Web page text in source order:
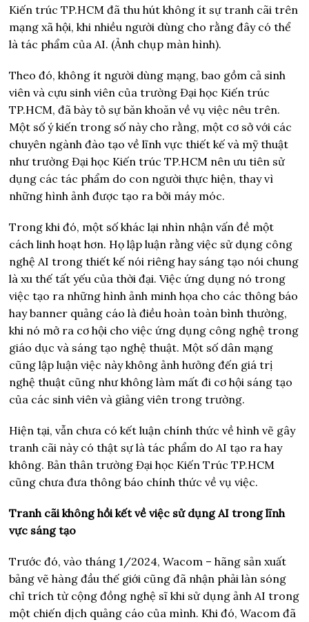
Kiến trúc TP.HCM đã thu hút không ít sự tranh cãi trên
mạng xã hội, khi nhiều người dùng cho rằng đây có thể
là tác phẩm của AI. (Ảnh chụp màn hình).
Theo đó, không ít người dùng mạng, bao gồm cả sinh
viên và cựu sinh viên của trường Đại học Kiến trúc
TP.HCM, đã bày tỏ sự băn khoăn về vụ việc nêu trên.
Một số ý kiến trong số này cho rằng, một cơ sở với các
chuyên ngành đào tạo về lĩnh vực thiết kế và mỹ thuật
như trường Đại học Kiến trúc TP.HCM nên ưu tiên sử
dụng các tác phẩm do con người thực hiện, thay vì
những hình ảnh được tạo ra bởi máy móc.
Trong khi đó, một số khác lại nhìn nhận vấn đề một
cách linh hoạt hơn. Họ lập luận rằng việc sử dụng công
nghệ AI trong thiết kế nói riêng hay sáng tạo nói chung
là xu thế tất yếu của thời đại. Việc ứng dụng nó trong
việc tạo ra những hình ảnh minh họa cho các thông báo
hay banner quảng cáo là điều hoàn toàn bình thường,
khi nó mở ra cơ hội cho việc ứng dụng công nghệ trong
giáo dục và sáng tạo nghệ thuật. Một số dân mạng
cũng lập luận việc này không ảnh hưởng đến giá trị
nghệ thuật cũng như không làm mất đi cơ hội sáng tạo
của các sinh viên và giảng viên trong trường.
Hiện tại, vẫn chưa có kết luận chính thức về hình vẽ gây
tranh cãi này có thật sự là tác phẩm do AI tạo ra hay
không. Bản thân trường Đại học Kiến Trúc TP.HCM
cũng chưa đưa thông báo chính thức về vụ việc.
Tranh cãi không hồi kết về việc sử dụng AI trong lĩnh
vực sáng tạo
Trước đó, vào tháng 1/2024, Wacom – hãng sản xuất
bảng vẽ hàng đầu thế giới cũng đã nhận phải làn sóng
chỉ trích từ cộng đồng nghệ sĩ khi sử dụng ảnh AI trong
một chiến dịch quảng cáo của mình. Khi đó, Wacom đã